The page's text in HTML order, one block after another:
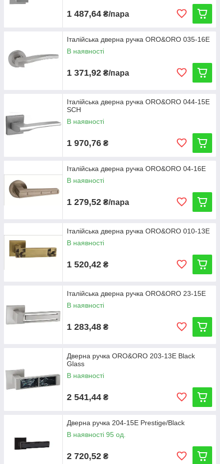
1 487,64 ₴/пара
Італійська дверна ручка ORO&ORO 035-16E
В наявності
1 371,92 ₴/пара
Італійська дверна ручка ORO&ORO 044-15E
SCH
В наявності
1 970,76 ₴
Італійська дверна ручка ORO&ORO 04-16E
В наявності
1 279,52 ₴/пара
Італійська дверна ручка ORO&ORO 010-13E
В наявності
1 520,42 ₴
Італійська дверна ручка ORO&ORO 23-15E
В наявності
1 283,48 ₴
Дверна ручка ORO&ORO 203-13E Black
Glass
В наявності
2 541,44 ₴
Дверна ручка 204-15E Prestige/Black
В наявності 95 од.
2 720,52 ₴